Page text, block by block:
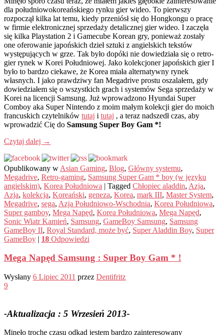
dla południowokoreańskiego rynku gier wideo. To pierwszy
rozpoczął kilka lat temu, kiedy przeniósł się do Hongkongu o pracę
w firmie elektronicznej sprzedaży detalicznej gier wideo. I zaczęła
się kilka Playstation 2 i Gamecube Korean gry, ponieważ zostały
one oferowanie japońskich dzieł sztuki z angielskich tekstów
występujących w grze. Tak było dopóki nie dowiedziała się o retro-
gier rynek w Korei Południowej. Jako kolekcjoner japońskich gier I
było to bardzo ciekawe, że Korea miała alternatywny rynek
własnych. I jako prawdziwy fan Megadrive prostu oszalałem, gdy
dowiedziałem się o wszystkich grach i systemów Sega sprzedaży w
Korei na licencji Samsung. Już wprowadzono Hyundai Super
Comboy aka Super Nintendo z moim małym kolekcji gier do moich
francuskich czytelników tutaj i tutaj , a teraz nadszedł czas, aby
wprowadzić Cię do Samsung Super Boy Gam *!
Czytaj dalej →
Opublikowany w Asian Gaming, Blog, Główny systemu,
Megadrive, Retro-gaming, Samsung Super Gam * boy (w języku
angielskim), Korea Południowa | Tagged Chłopiec aladdin, Azja,
Azja, kolekcja, Koreański, geneza, Korea, mark III, Master System,
Megadrive, sega, Azja Południowo-Wschodnia, Korea Południowa,
Super gamboy, Mega Napęd, Korea Południowa, Mega Napęd,
Sonic Wiatr Kamień, Samsung, GameBoy Samsung, Samsung
GameBoy II, Royal Standard, może być, Super Aladdin Boy, Super
GameBoy | 18 Odpowiedzi
Mega Napęd Samsung : Super Boy Gam * !
Wysłany 6 Lipiec 2011 przez Dentifritz
9
-Aktualizacja : 5 Wrzesień 2013-
Minęło trochę czasu odkąd jestem bardzo zainteresowany